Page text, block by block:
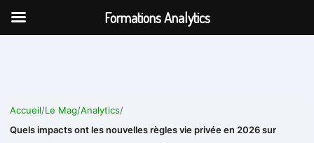
Aller
Accueil/Le Mag/Analytics/
Quels impacts ont les nouvelles règles vie privée en 2026 sur
Formations Analytics